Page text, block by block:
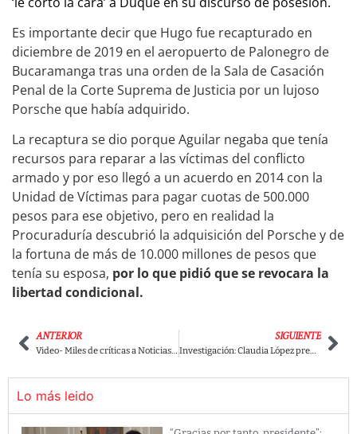
Es importante decir que Hugo fue recapturado en
diciembre de 2019 en el aeropuerto de Palonegro de
Bucaramanga tras una orden de la Sala de Casación
Penal de la Corte Suprema de Justicia por un lujoso
Porsche que había adquirido.
La recaptura se dio porque Aguilar negaba que tenía
recursos para reparar a las víctimas del conflicto
armado y por eso llegó a un acuerdo en 2014 con la
Unidad de Víctimas para pagar cuotas de 500.000
pesos para ese objetivo, pero en realidad la
Procuraduría descubrió la adquisición del Porsche y de
la fortuna de más de 10.000 millones de pesos que
tenía su esposa, por lo que pidió que se revocara la
libertad condicional.
ANTERIOR
Video- Miles de críticas a Noticias RCN por dar a conocer su «posición sobre los encapuchados».
SIGUIENTE
Investigación: Claudia López premiará a policías con viajes todo incluido a San Andrés y Cartagena.
Lo más leido